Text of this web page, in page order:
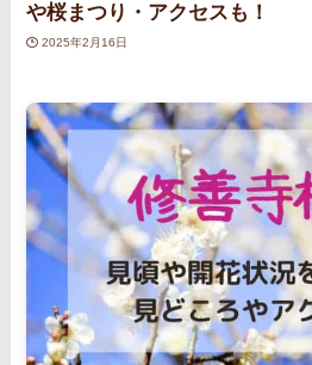
や桜まつり・アクセスも！
2025年2月16日